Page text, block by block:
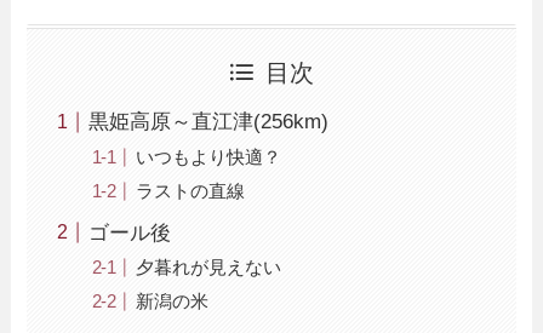
目次
黒姫高原～直江津(256km)
いつもより快適？
ラストの直線
ゴール後
夕暮れが見えない
新潟の米